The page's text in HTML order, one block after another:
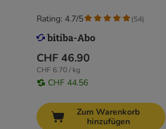
CHF 46.90
CHF 6.70 / kg
CHF 44.56
Rating: 4.7/5 (54)
Zum Warenkorb
hinzufügen